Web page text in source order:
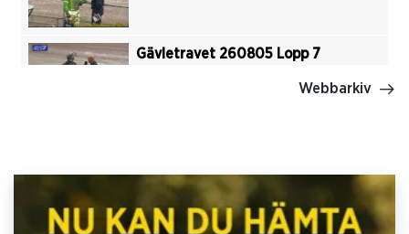
Gävletravet 260805 Lopp 7
Gävletravet 260805 Lopp 5
Webbarkiv